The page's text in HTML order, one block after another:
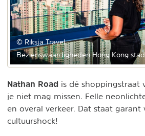
© Riksja Travel
Bezienswaardigheden Hong Kong stad
Nathan Road is dé shoppingstraat
je niet mag missen. Felle
en overal verkeer. Dat staat garant
cultuurshock!